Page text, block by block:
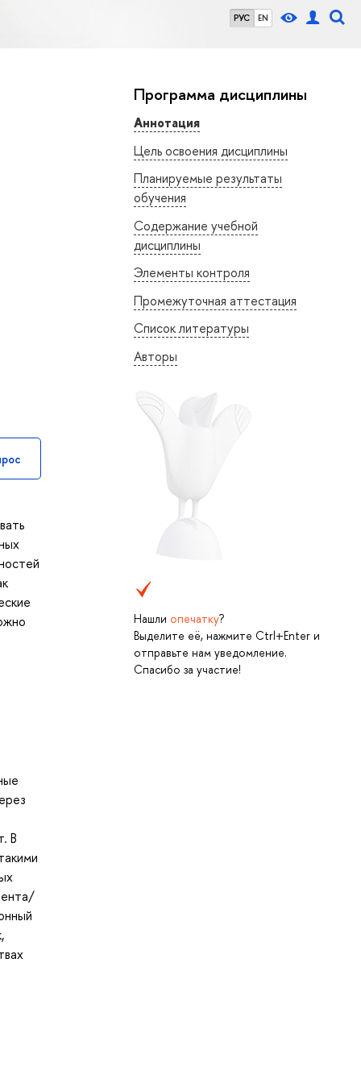
РУС EN
Программа дисциплины
Аннотация
Цель освоения дисциплины
Планируемые результаты
обучения
Содержание учебной
дисциплины
Элементы контроля
Промежуточная аттестация
Список литературы
Авторы
Нашли опечатку?
Выделите её, нажмите Ctrl+Enter и
отправьте нам уведомление.
Спасибо за участие!
В